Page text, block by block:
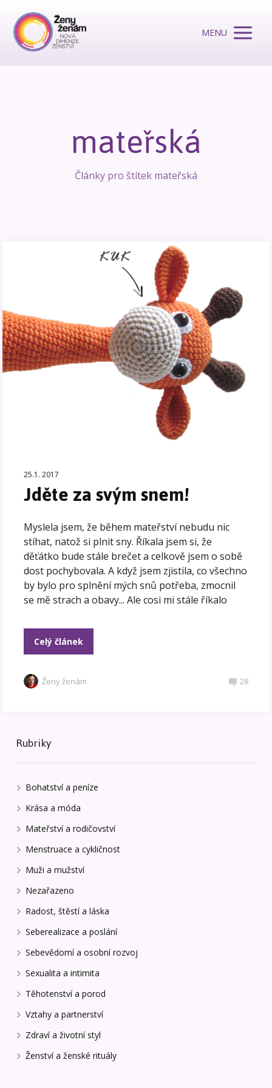
MENU
mateřská
Články pro štítek mateřská
25.1. 2017
Jděte za svým snem!
Myslela jsem, že během mateřství nebudu nic
stíhat, natož si plnit sny. Říkala jsem si, že
děťátko bude stále brečet a celkově jsem o sobě
dost pochybovala. A když jsem zjistila, co všechno
by bylo pro splnění mých snů potřeba, zmocnil
se mě strach a obavy... Ale cosi mi stále říkalo
Celý článek
Ženy ženám 28
Rubriky
Bohatství a peníze
Krása a móda
Mateřství a rodičovství
Menstruace a cykličnost
Muži a mužství
Nezařazeno
Radost, štěstí a láska
Seberealizace a poslání
Sebevědomí a osobní rozvoj
Sexualita a intimita
Těhotenství a porod
Vztahy a partnerství
Zdraví a životní styl
Ženství a ženské rituály